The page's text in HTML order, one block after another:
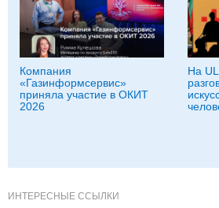
Компания
«Газинформсервис»
приняла участие в ОКИТ
2026
На
ИНТЕРЕСНЫЕ ССЫЛКИ